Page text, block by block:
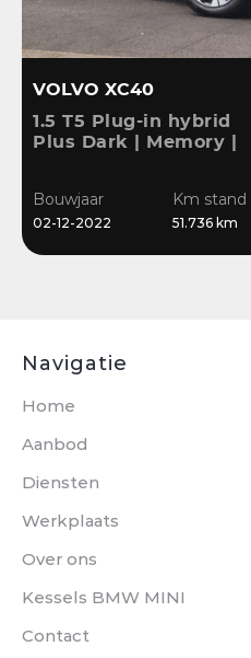
VOLVO XC40
1.5 T5 Plug-in hybrid
Plus Dark | Memory |
Stuur/Stoelverwarming
Bouwjaar
02-12-2022
Km stand
51.736 km
Navigatie
Home
Aanbod
Diensten
Werkplaats
Over ons
Kessels BMW MINI
Contact